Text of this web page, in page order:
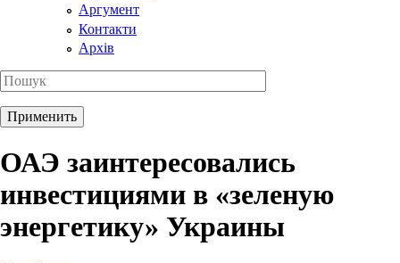
Аргумент
Контакти
Архів
ОАЭ заинтересовались
инвестициями в «зеленую
энергетику» Украины